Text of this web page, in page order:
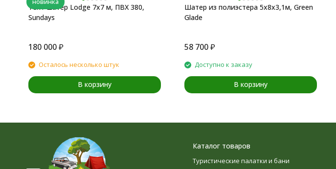
Тент-шатер Lodge 7x7 м, ПВХ 380,
Sundays
180 000 ₽
Осталось несколько штук
В корзину
Шатер из полиэстера 5х8х3,1м, Green
Glade
58 700₽
Доступно к заказу
В корзину
Каталог товаров
Туристические палатки и бани